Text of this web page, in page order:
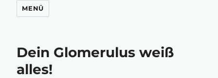
MENÜ
Dein Glomerulus weiß
alles!